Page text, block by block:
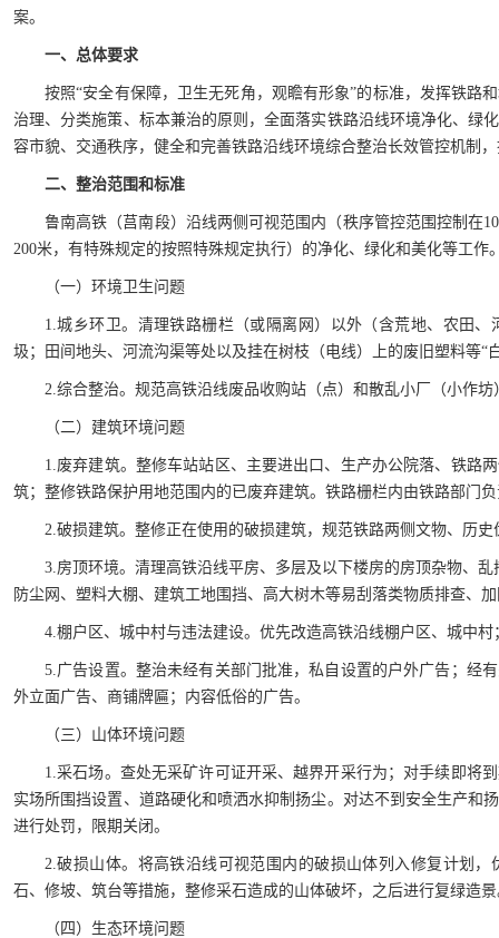
案。
一、总体要求
按照“安全有保障，卫生无死角，观瞻有形象”的标准，发挥铁路
治理、分类施策、标本兼治的原则，全面落实铁路沿线环境净化、绿
容市貌、交通秩序，健全和完善铁路沿线环境综合整治长效管控机制
二、整治范围和标准
鲁南高铁（莒南段）沿线两侧可视范围内（秩序管控范围控制在
200米，有特殊规定的按照特殊规定执行）的净化、绿化和美化等工作
（一）环境卫生问题
1.城乡环卫。清理铁路栅栏（或隔离网）以外（含荒地、农田
圾；田间地头、河流沟渠等处以及挂在树枝（电线）上的废旧塑料等“
2.综合整治。规范高铁沿线废品收购站（点）和散乱小厂（小作
（二）建筑环境问题
1.废弃建筑。整修车站站区、主要进出口、生产办公院落、铁路
筑；整修铁路保护用地范围内的已废弃建筑。铁路栅栏内由铁路部门
2.破损建筑。整修正在使用的破损建筑，规范铁路两侧文物、历
3.房顶环境。清理高铁沿线平房、多层及以下楼房的房顶杂物、
防尘网、塑料大棚、建筑工地围挡、高大树木等易刮落类物质排查、
4.棚户区、城中村与违法建设。优先改造高铁沿线棚户区、城中
5.广告设置。整治未经有关部门批准，私自设置的户外广告；经
外立面广告、商铺牌匾；内容低俗的广告。
（三）山体环境问题
1.采石场。查处无采矿许可证开采、越界开采行为；对手续即将
实场所围挡设置、道路硬化和喷洒水抑制扬尘。对达不到安全生产和
进行处罚，限期关闭。
2.破损山体。将高铁沿线可视范围内的破损山体列入修复计划
石、修坡、筑台等措施，整修采石造成的山体破坏，之后进行复绿造
（四）生态环境问题